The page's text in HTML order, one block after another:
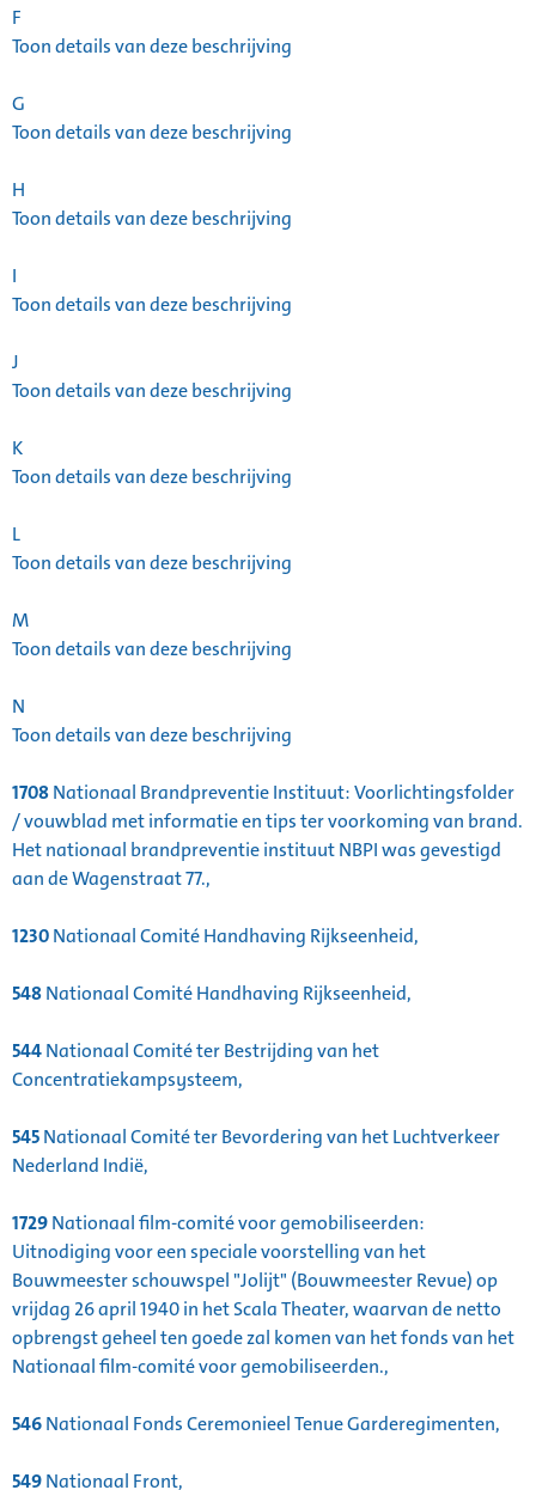
F
Toon details van deze beschrijving
G
Toon details van deze beschrijving
H
Toon details van deze beschrijving
I
Toon details van deze beschrijving
J
Toon details van deze beschrijving
K
Toon details van deze beschrijving
L
Toon details van deze beschrijving
M
Toon details van deze beschrijving
N
Toon details van deze beschrijving
1708Nationaal Brandpreventie Instituut: Voorlichtingsfolder
/ vouwblad met informatie en tips ter voorkoming van brand.
Het nationaal brandpreventie instituut NBPI was gevestigd
aan de Wagenstraat 77.,
1230Nationaal Comité Handhaving Rijkseenheid,
548Nationaal Comité Handhaving Rijkseenheid,
544Nationaal Comité ter Bestrijding van het
Concentratiekampsysteem,
545Nationaal Comité ter Bevordering van het Luchtverkeer
Nederland Indië,
1729Nationaal film-comité voor gemobiliseerden:
Uitnodiging voor een speciale voorstelling van het
Bouwmeester schouwspel "Jolijt" (Bouwmeester Revue) op
vrijdag 26 april 1940 in het Scala Theater, waarvan de netto
opbrengst geheel ten goede zal komen van het fonds van het
Nationaal film-comité voor gemobiliseerden.,
546Nationaal Fonds Ceremonieel Tenue Garderegimenten,
549Nationaal Front,